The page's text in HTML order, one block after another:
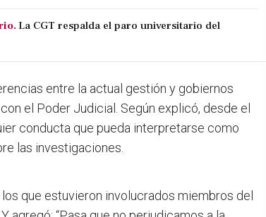
La CGT respalda el paro universitario del
entre la actual gestión y gobiernos
el Poder Judicial. Según explicó, desde el
conducta que pueda interpretarse como
las investigaciones.
que estuvieron involucrados miembros del